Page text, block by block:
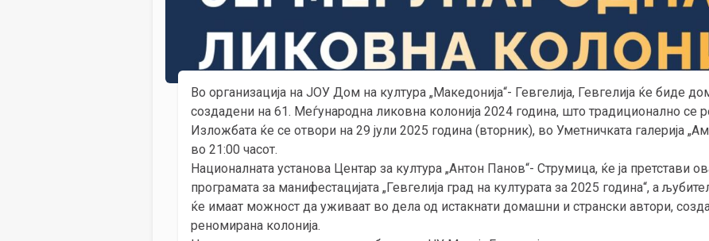
Во организација на ЈОУ Дом на култура „Македонија“- Гевгелија, Гевгелија ќе биде
создадени на 61. Меѓународна ликовна колонија 2024 година, што традиционално се
Изложбата ќе се отвори на 29 јули 2025 година (вторник), во Уметничката галерија
во 21:00 часот.
Националната установа Центар за култура „Антон Панов“- Струмица, ќе ја претстави
програмата за манифестацијата „Гевгелија град на културата за 2025 година“, а
ќе имаат можност да уживаат во дела од истакнати домашни и странски автори,
реномирана колонија.